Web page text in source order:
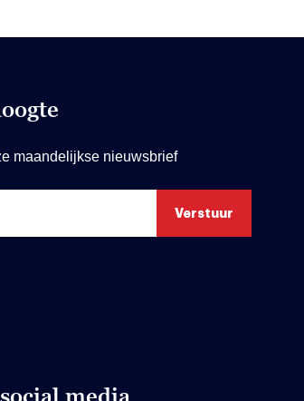
maandelijkse nieuwsbrief
media